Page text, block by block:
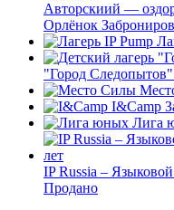
Авторскиий —
Орлёнок
"Город Следопытов"
I&Camp
Лига
IP Russia –
Продано